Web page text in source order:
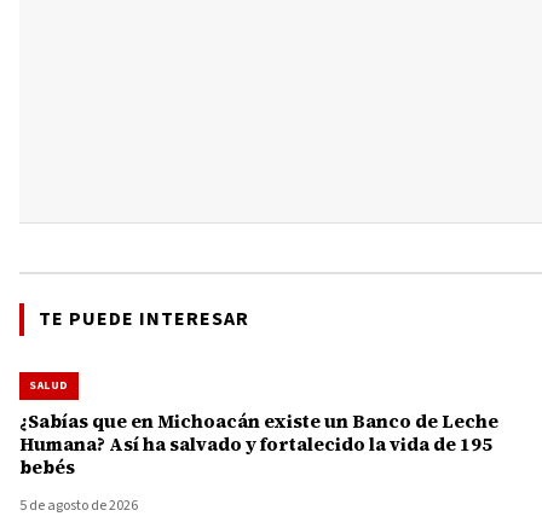
TE PUEDE INTERESAR
SALUD
¿Sabías que en Michoacán existe un Banco de Leche
Humana? Así ha salvado y fortalecido la vida de 195
bebés
5 de agosto de 2026